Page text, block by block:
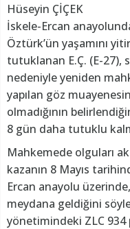
Hüseyin ÇİÇEK
İskele-Ercan
Öztürk’ün yaşamını
tutuklanan E.Ç. (E-27),
nedeniyle yeniden
yapılan göz
olmadığının
8 gün daha tutuklu
Mahkemede olguları
kazanın 8 Mayıs
Ercan anayolu
meydana geldiğini
yönetimindeki ZLC 934